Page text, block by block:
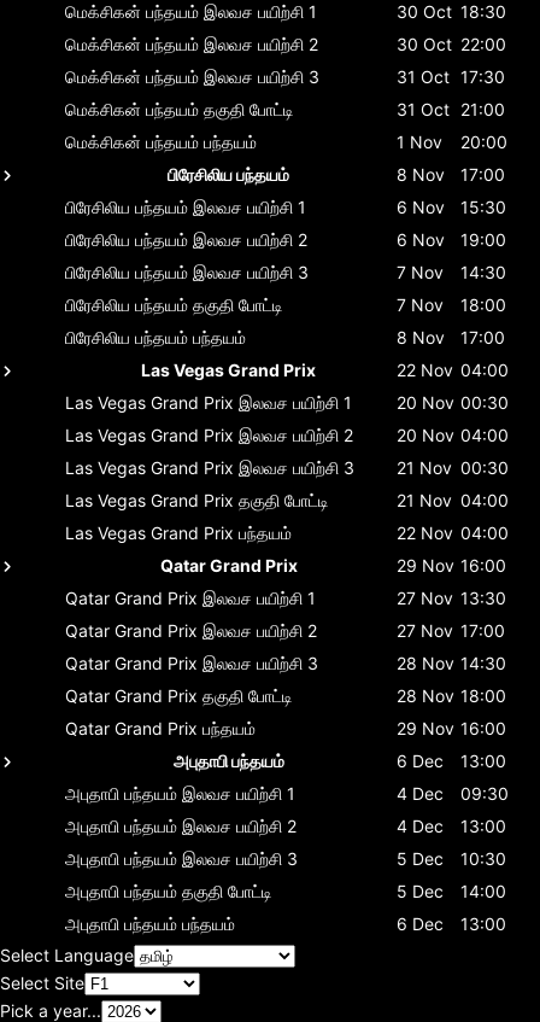
மெக்சிகன் பந்தயம் இலவச பயிற்சி 1 30 Oct 18:30
மெக்சிகன் பந்தயம் இலவச பயிற்சி 2 30 Oct 22:00
மெக்சிகன் பந்தயம் இலவச பயிற்சி 3 31 Oct 17:30
மெக்சிகன் பந்தயம் தகுதி போட்டி 31 Oct 21:00
மெக்சிகன் பந்தயம் பந்தயம் 1 Nov
20:00
பிரேசிலிய பந்தயம்
8 Nov
17:00
பிரேசிலிய பந்தயம் இலவச பயிற்சி 1 6 Nov
15:30
பிரேசிலிய பந்தயம் இலவச பயிற்சி 2 6 Nov
19:00
பிரேசிலிய பந்தயம் இலவச பயிற்சி 3 7 Nov
14:30
பிரேசிலிய பந்தயம் தகுதி போட்டி 7 Nov
18:00
பிரேசிலிய பந்தயம் பந்தயம் 8 Nov
17:00
Las Vegas Grand Prix
22 Nov 04:00
Las Vegas Grand Prix இலவச பயிற்சி 1 20 Nov 00:30
Las Vegas Grand Prix இலவச பயிற்சி 2 20 Nov 04:00
Las Vegas Grand Prix இலவச பயிற்சி 3 21 Nov 00:30
Las Vegas Grand Prix தகுதி போட்டி 21 Nov 04:00
Las Vegas Grand Prix பந்தயம் 22 Nov 04:00
Qatar Grand Prix
29 Nov 16:00
Qatar Grand Prix இலவச பயிற்சி 1 27 Nov 13:30
Qatar Grand Prix இலவச பயிற்சி 2 27 Nov 17:00
Qatar Grand Prix இலவச பயிற்சி 3 28 Nov 14:30
Qatar Grand Prix தகுதி போட்டி 28 Nov 18:00
Qatar Grand Prix பந்தயம் 29 Nov 16:00
அபுதாபி பந்தயம்
6 Dec
13:00
அபுதாபி பந்தயம் இலவச பயிற்சி 1 4 Dec
09:30
அபுதாபி பந்தயம் இலவச பயிற்சி 2 4 Dec
13:00
அபுதாபி பந்தயம் இலவச பயிற்சி 3 5 Dec
10:30
அபுதாபி பந்தயம் தகுதி போட்டி 5 Dec
14:00
அபுதாபி பந்தயம் பந்தயம் 6 Dec
13:00
Select Language
Select Site
Pick a year...